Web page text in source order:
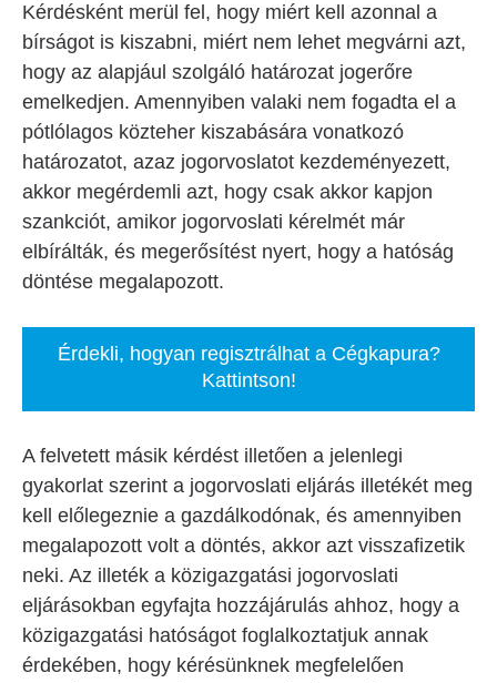
Kérdésként merül fel, hogy miért kell azonnal a
bírságot is kiszabni, miért nem lehet megvárni azt,
hogy az alapjául szolgáló határozat jogerőre
emelkedjen. Amennyiben valaki nem fogadta el a
pótlólagos közteher kiszabására vonatkozó
határozatot, azaz jogorvoslatot kezdeményezett,
akkor megérdemli azt, hogy csak akkor kapjon
szankciót, amikor jogorvoslati kérelmét már
elbírálták, és megerősítést nyert, hogy a hatóság
döntése megalapozott.
Érdekli, hogyan regisztrálhat a Cégkapura?
Kattintson!
A felvetett másik kérdést illetően a jelenlegi
gyakorlat szerint a jogorvoslati eljárás illetékét meg
kell előlegeznie a gazdálkodónak, és amennyiben
megalapozott volt a döntés, akkor azt visszafizetik
neki. Az illeték a közigazgatási jogorvoslati
eljárásokban egyfajta hozzájárulás ahhoz, hogy a
közigazgatási hatóságot foglalkoztatjuk annak
érdekében, hogy kérésünknek megfelelően